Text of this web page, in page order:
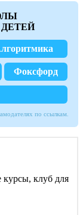
Фоксфорд
по ссылкам.
клуб для